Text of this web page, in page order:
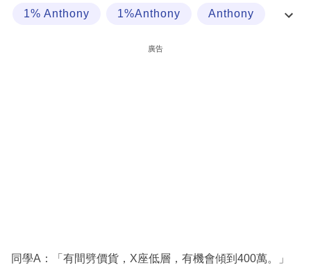
技
閱
1% Anthony 1%Anthony Anthony
廣告
同學A：「有間劈價貨，X座低層，有機會傾到400萬。」